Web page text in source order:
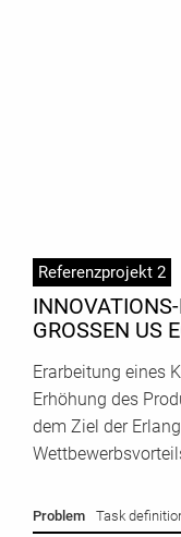
Referenzprojekt 2
GROSSEN US
Erarbeitung eines
Erhöhung des
dem Ziel der
Problem Task